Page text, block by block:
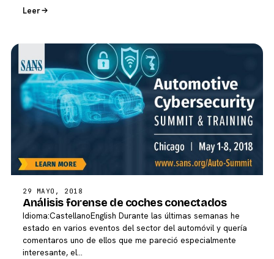
Leer
29 MAYO, 2018
Análisis forense de coches conectados
Idioma:CastellanoEnglish Durante las últimas semanas he
estado en varios eventos del sector del automóvil y quería
comentaros uno de ellos que me pareció especialmente
interesante, el…